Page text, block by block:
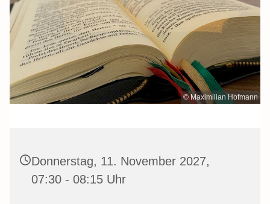
© Maximilian Hofmann
Donnerstag, 11. November 2027,
07:30 - 08:15 Uhr